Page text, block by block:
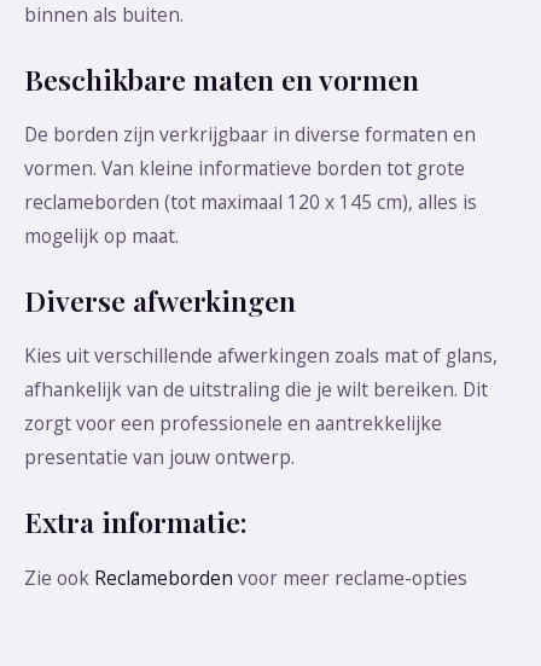
binnen als buiten.
Beschikbare maten en vormen
De borden zijn verkrijgbaar in diverse formaten en
vormen. Van kleine informatieve borden tot grote
reclameborden (tot maximaal 120 x 145 cm), alles is
mogelijk op maat.
Diverse afwerkingen
Kies uit verschillende afwerkingen zoals mat of glans,
afhankelijk van de uitstraling die je wilt bereiken. Dit
zorgt voor een professionele en aantrekkelijke
presentatie van jouw ontwerp.
Extra informatie:
Zie ook Reclameborden voor meer reclame-opties